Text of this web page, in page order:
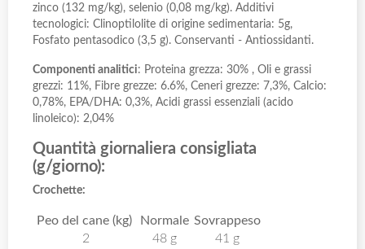
zinco (132 mg/kg), selenio (0,08 mg/kg). Additivi
tecnologici: Clinoptilolite di origine sedimentaria: 5g,
Fosfato pentasodico (3,5 g). Conservanti - Antiossidanti.
Componenti analitici: Proteina grezza: 30% , Oli e grassi
grezzi: 11%, Fibre grezze: 6.6%, Ceneri grezze: 7,3%, Calcio:
0,78%, EPA/DHA: 0,3%, Acidi grassi essenziali (acido
linoleico): 2,04%
Quantità giornaliera consigliata
(g/giorno):
Crochette:
Peo del cane (kg) Normale Sovrappeso
2
48 g
41 g